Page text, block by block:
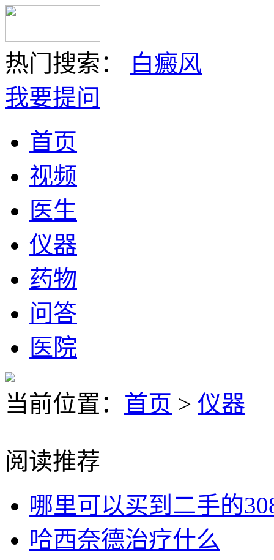
热门搜索：
白癜风
我要提问
首页
视频
医生
仪器
药物
问答
医院
当前位置： 首页 > 仪器
阅读推荐
哪里可以买到二手的
哈西奈德治疗什么